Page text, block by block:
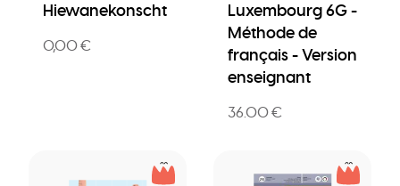
Hiewanekonscht
0,00 €
Luxembourg 6G -
Méthode de
français - Version
enseignant
36.00 €